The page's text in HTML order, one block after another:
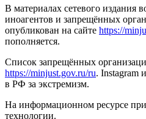
В материалах сетевого издания
иноагентов и запрещённых
опубликован на сайте https://
пополняется.
Список запрещённых
https://minjust.gov.ru/ru. Instagram
в РФ за экстремизм.
На информационном ресурсе
технологии.